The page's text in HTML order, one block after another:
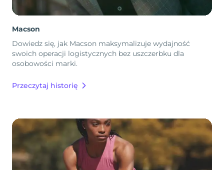
Macson
Dowiedz się, jak Macson maksymalizuje wydajność
swoich operacji logistycznych bez uszczerbku dla
osobowości marki.
Przeczytaj historię